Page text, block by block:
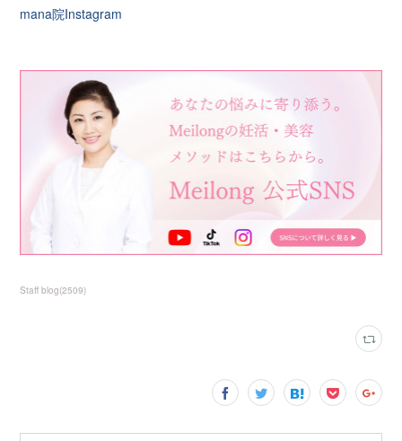
mana院Instagram
Staff blog(2509)